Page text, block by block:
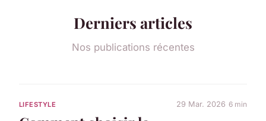
Derniers articles
Nos publications récentes
LIFESTYLE 29 Mar. 2026 6 min